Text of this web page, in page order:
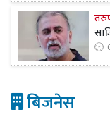
बिजनेस